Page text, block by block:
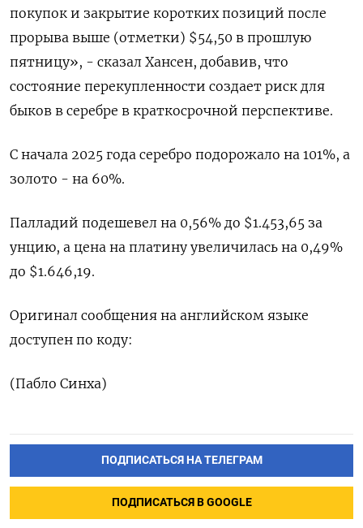
покупок и закрытие коротких позиций после
прорыва выше (отметки) $54,50 в прошлую
пятницу», - сказал Хансен, добавив, что
состояние перекупленности создает риск для
быков в серебре в краткосрочной перспективе.
С начала 2025 года серебро подорожало на 101%, а
золото - на 60%.
Палладий подешевел на 0,56% до $1.453,65​​ за
унцию, а цена на платину увеличилась на 0,49%
до $1.646,19.
Оригинал сообщения на английском языке
доступен по коду:
(Пабло Синха)
ПОДПИСАТЬСЯ НА ТЕЛЕГРАМ
ПОДПИСАТЬСЯ В GOOGLE